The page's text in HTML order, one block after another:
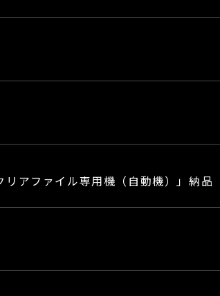
アファイル専用機（自動機）」納品